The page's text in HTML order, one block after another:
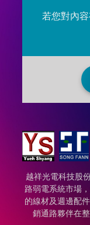
若您對內
越祥光電科技股
路弱電系統市場
的線材及週邊配
銷通路夥伴在